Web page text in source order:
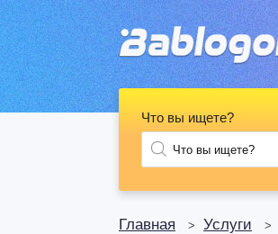
Главная > Услуги >
Что вы ищете?